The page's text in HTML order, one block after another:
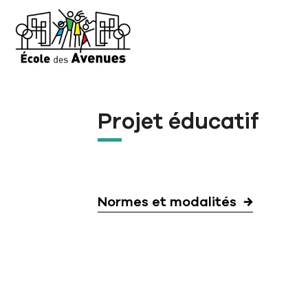
Aller à la navigation principale
Aller au contenu principal
Passer au pied de page
Projet éducatif
Normes et modalités